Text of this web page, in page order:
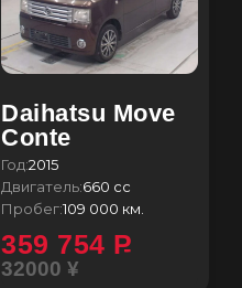
Daihatsu Move
Conte
Год:2015
Двигатель:660 сс
Пробег:109 000 км.
359 754 P
32000 ¥